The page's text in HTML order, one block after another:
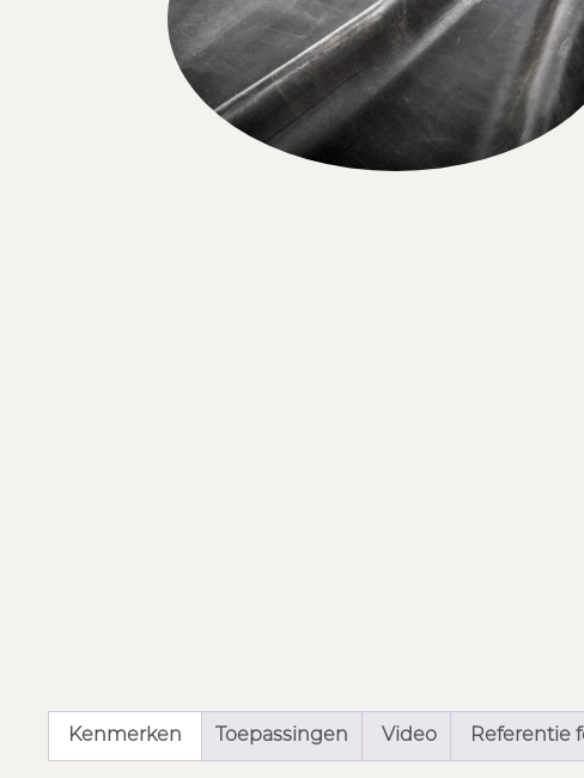
Kenmerken Toepassingen Video Referentie